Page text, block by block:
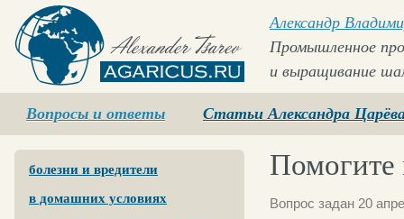
Agaricus.ru
Александр
Промышленное
и выращивание
Вопросы и ответы Статьи Александра
болезни и вредители
в домашних условиях
Помогите
Вопрос задан 20